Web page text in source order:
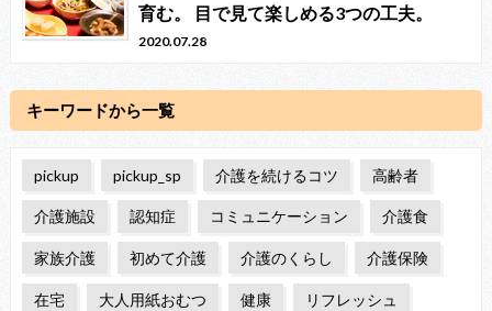
育む。 目で見て楽しめる3つの工夫。
2020.07.28
キーワードから一覧
pickup pickup_sp 介護を続けるコツ 高齢者
介護施設 認知症 コミュニケーション 介護食
家族介護 初めて介護 介護のくらし 介護保険
在宅 大人用紙おむつ 健康 リフレッシュ